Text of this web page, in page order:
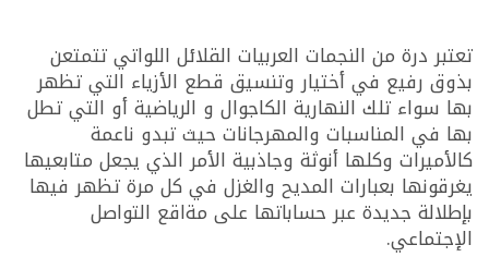
تعتبر درة من النجمات العربيات القلائل اللواتي تتمتعن
بذوق رفيع في أختيار وتنسيق قطع الأزياء التي تظهر
بها سواء تلك النهارية الكاجوال و الرياضية أو التي تطل
بها في المناسبات والمهرجانات حيث تبدو ناعمة
كالأميرات وكلها أنوثة وجاذبية الأمر الذي يجعل متابعيها
يغرقونها بعبارات المديح والغزل في كل مرة تظهر فيها
بإطلالة جديدة عبر حساباتها على مةاقع التواصل
الإجتماعي.